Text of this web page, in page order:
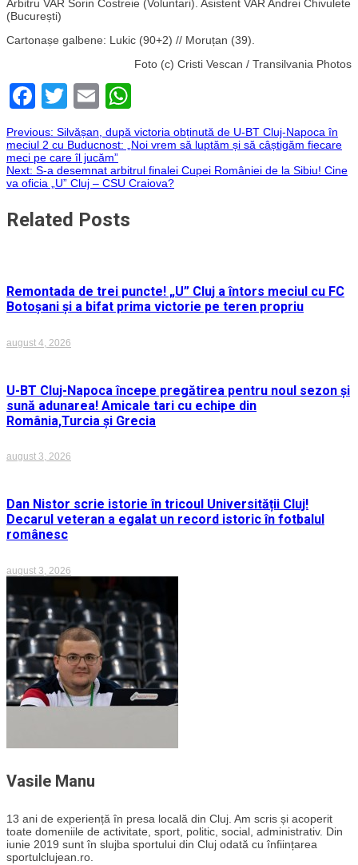
Arbitru VAR Sorin Costreie (Voluntari). Asistent VAR Andrei Chivulete
(București)
Cartonașe galbene: Lukic (90+2) // Moruțan (39).
Foto (c) Cristi Vescan / Transilvania Photos
Facebook
Twitter
Email
Navigare
în
Previous: Silvășan, după victoria obținută de U-BT Cluj-Napoca în
meciul 2 cu Buducnost: „Noi vrem să luptăm și să câștigăm fiecare
meci pe care îl jucăm”
Next: S-a desemnat arbitrul finalei Cupei României de la Sibiu! Cine
va oficia „U” Cluj – CSU Craiova?
Related Posts
Remontada de trei puncte! „U” Cluj a întors meciul cu FC
Botoșani și a bifat prima victorie pe teren propriu
august 4, 2026
U-BT Cluj-Napoca începe pregătirea pentru noul sezon și
sună adunarea! Amicale tari cu echipe din
România,Turcia și Grecia
august 3, 2026
Dan Nistor scrie istorie în tricoul Universității Cluj!
Decarul veteran a egalat un record istoric în fotbalul
românesc
august 3, 2026
Vasile Manu
13 ani de experiență în presa locală din Cluj. Am scris și acoperit
toate domeniile de activitate, sport, politic, social, administrativ. Din
iunie 2019 sunt în slujba sportului din Cluj odată cu înființarea
sportulclujean.ro.